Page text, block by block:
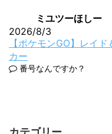
ミユツーほしー
2026/8/3
【ポケモンGO】レイ
カー
番号なんですか？